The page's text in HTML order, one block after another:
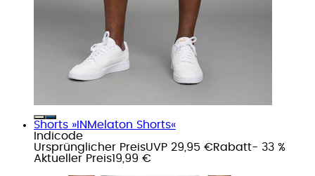
Shorts »INMelaton Shorts«
Indicode
Ursprünglicher PreisUVP 29,95 €Rabatt- 33 %
Aktueller Preis19,99 €